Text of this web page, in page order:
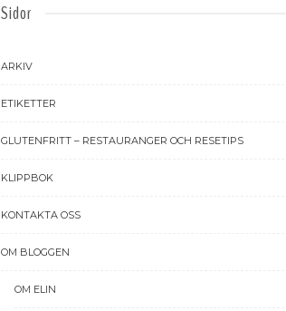
Sidor
ARKIV
ETIKETTER
GLUTENFRITT – RESTAURANGER OCH RESETIPS
KLIPPBOK
KONTAKTA OSS
OM BLOGGEN
OM ELIN